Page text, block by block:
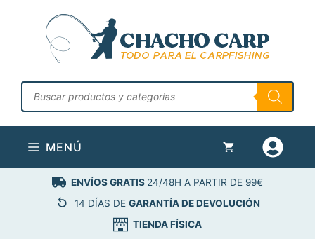
contenido
Búsqueda
de
productos
MENÚ
ENVÍOS GRATIS 24/48H A PARTIR DE 99€
14 DÍAS DE GARANTÍA DE DEVOLUCIÓN
TIENDA FÍSICA